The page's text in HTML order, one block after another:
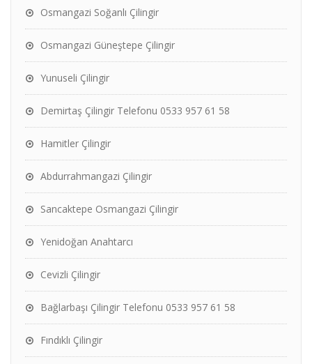
Osmangazi Soğanlı Çilingir
Osmangazi Güneştepe Çilingir
Yunuseli Çilingir
Demirtaş Çilingir Telefonu 0533 957 61 58
Hamitler Çilingir
Abdurrahmangazi Çilingir
Sancaktepe Osmangazi Çilingir
Yenidoğan Anahtarcı
Cevizli Çilingir
Bağlarbaşı Çilingir Telefonu 0533 957 61 58
Fındıklı Çilingir